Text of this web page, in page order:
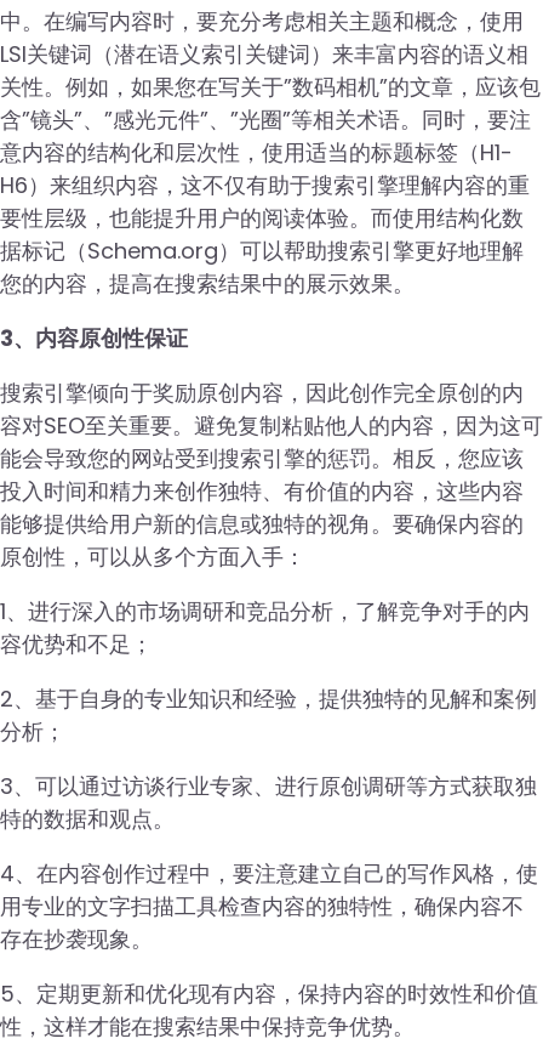
中。在编写内容时，要充分考虑相关主题和概念，使用
LSI关键词（潜在语义索引关键词）来丰富内容的语义相
关性。例如，如果您在写关于”数码相机”的文章，应该包
含”镜头”、”感光元件”、”光圈”等相关术语。同时，要注
意内容的结构化和层次性，使用适当的标题标签（H1-
H6）来组织内容，这不仅有助于搜索引擎理解内容的重
要性层级，也能提升用户的阅读体验。而使用结构化数
据标记（Schema.org）可以帮助搜索引擎更好地理解
您的内容，提高在搜索结果中的展示效果。
3、内容原创性保证
搜索引擎倾向于奖励原创内容，因此创作完全原创的内
容对SEO至关重要。避免复制粘贴他人的内容，因为这可
能会导致您的网站受到搜索引擎的惩罚。相反，您应该
投入时间和精力来创作独特、有价值的内容，这些内容
能够提供给用户新的信息或独特的视角。要确保内容的
原创性，可以从多个方面入手：
1、进行深入的市场调研和竞品分析，了解竞争对手的内
容优势和不足；
2、基于自身的专业知识和经验，提供独特的见解和案例
分析；
3、可以通过访谈行业专家、进行原创调研等方式获取独
特的数据和观点。
4、在内容创作过程中，要注意建立自己的写作风格，使
用专业的文字扫描工具检查内容的独特性，确保内容不
存在抄袭现象。
5、定期更新和优化现有内容，保持内容的时效性和价值
性，这样才能在搜索结果中保持竞争优势。